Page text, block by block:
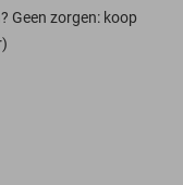
Geen zorgen: koop